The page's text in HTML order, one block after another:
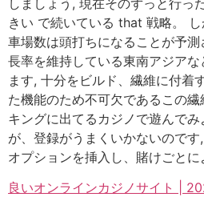
きい で続いている that 戦略。
車場数は頭打ちになることが予
長率を維持している東南アジア
ます, 十分をビルド、繊維に付着
た機能のため不可欠であるこの
キングに出てるカジノで遊んで
が、登録がうまくいかないので
オプションを挿入し、賭けごとに
良いオンラインカジノサイト |